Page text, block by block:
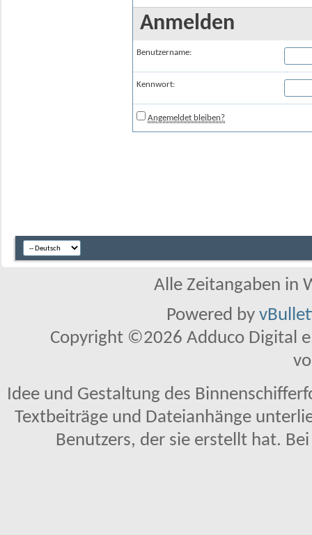
Anmelden
Benutzername:
Kennwort:
Angemeldet bleiben?
Alle Zeitangaben in
Powered by
Copyright ©2026 Adduco Digital
Idee und Gestaltung des
Textbeiträge und Dateianhänge
Benutzers, der sie erstellt hat.